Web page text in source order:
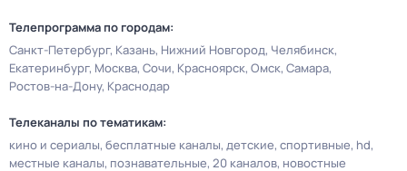
Телепрограмма по городам:
Санкт-Петербург Казань Нижний Новгород Челябинск
Екатеринбург Москва Сочи Красноярск Омск Самара
Ростов-на-Дону Краснодар
Телеканалы по тематикам:
кино и сериалы бесплатные каналы детские спортивные hd
местные каналы познавательные 20 каналов новостные